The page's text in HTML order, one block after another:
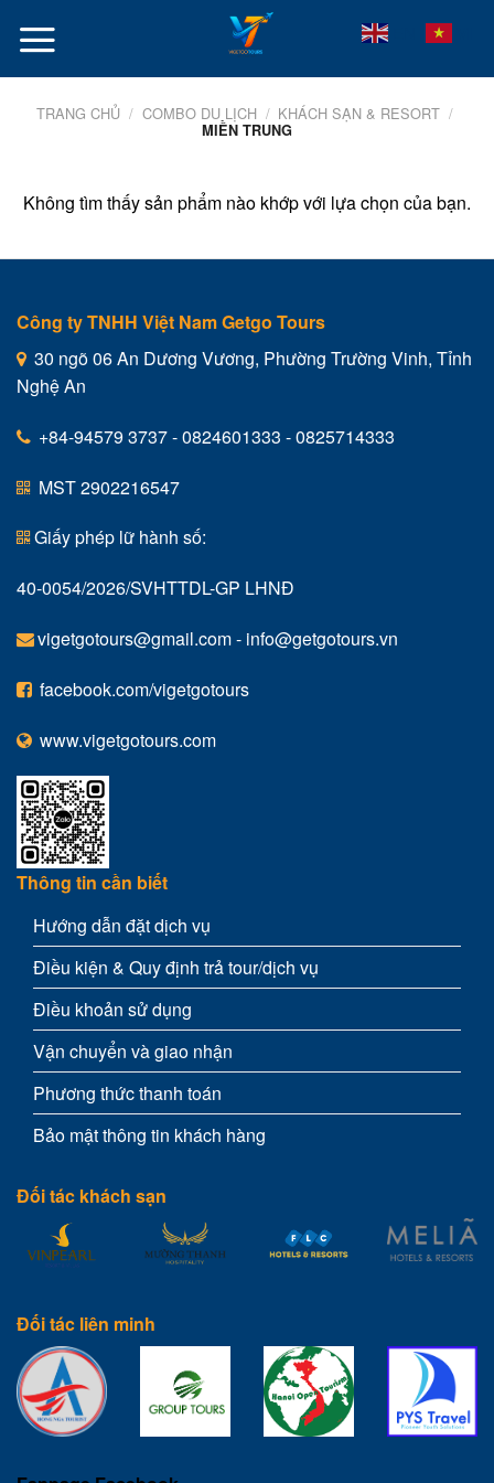
TRANG CHỦ / COMBO DU LỊCH / KHÁCH SẠN & RESORT /
MIỀN TRUNG
Không tìm thấy sản phẩm nào khớp với lựa chọn của bạn.
Công ty TNHH Việt Nam Getgo Tours
30 ngõ 06 An Dương Vương, Phường Trường Vinh, Tỉnh
Nghệ An
+84-94579 3737 - 0824601333 - 0825714333
MST 2902216547
Giấy phép lữ hành số:
40-0054/2026/SVHTTDL-GP LHNĐ
vigetgotours@gmail.com- info@getgotours.vn
facebook.com/vigetgotours
www.vigetgotours.com
Thông tin cần biết
Hướng dẫn đặt dịch vụ
Điều kiện & Quy định trả tour/dịch vụ
Điều khoản sử dụng
Vận chuyển và giao nhận
Phương thức thanh toán
Bảo mật thông tin khách hàng
Đối tác khách sạn
Đối tác liên minh